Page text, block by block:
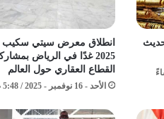
انطلاق معرض سيتي سكيب
2025 غدًا في الرياض
القطاع العقاري حول العالم
الأحد - 16 نوفمبر - 2025 / 5:48 صباحًا